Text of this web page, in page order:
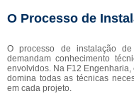
O Processo de
O processo de instalação
demandam conhecimento
envolvidos. Na F12
domina todas as técnicas
em cada projeto.